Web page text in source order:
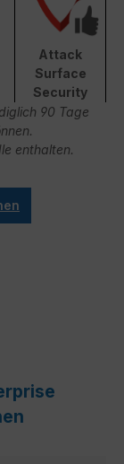
Attack
Surface
Security
90 Tage
enthalten.